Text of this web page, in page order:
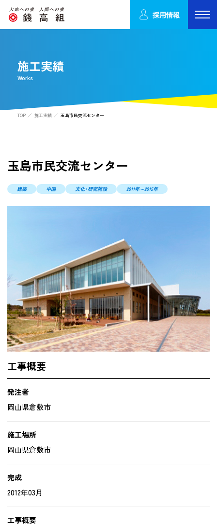
採用情報
施工実績
Works
TOP 施工実績 玉島市民交流センター
玉島市民交流センター
建築 中国 文化・研究施設 2011年～2015年
工事概要
発注者
岡山県倉敷市
施工場所
岡山県倉敷市
完成
2012年03月
工事概要